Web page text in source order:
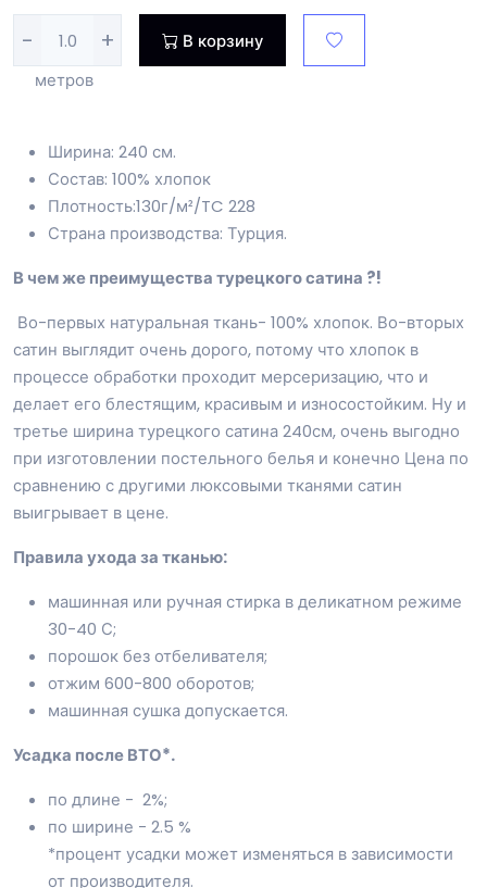
- +
В корзину
метров
Ширина: 240 см.
Состав: 100% хлопок
Плотность:130г/м²/TC 228
Страна производства: Турция.
В чем же преимущества турецкого сатина ?!
Во-первых натуральная ткань- 100% хлопок. Во-вторых
сатин выглядит очень дорого, потому что хлопок в
процессе обработки проходит мерсеризацию, что и
делает его блестящим, красивым и износостойким. Ну и
третье ширина турецкого сатина 240см, очень выгодно
при изготовлении постельного белья и конечно Цена по
сравнению с другими люксовыми тканями сатин
выигрывает в цене.
Правила ухода за тканью:
машинная или ручная стирка в деликатном режиме
30-40 С;
порошок без отбеливателя;
отжим 600-800 оборотов;
машинная сушка допускается.
Усадка после ВТО*.
по длине - 2%;
по ширине - 2.5 %
*процент усадки может изменяться в зависимости
от производителя.